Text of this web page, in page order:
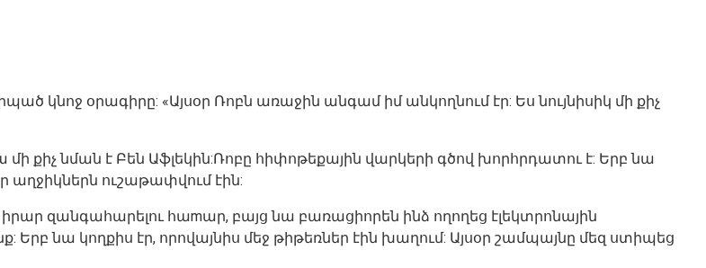
կնոջ օրագիրը: «Այսօր Ռոբն առաջին անգամ իմ անկողնում էր: Ես նույնիսիկ մի քիչ
մի քիչ նման է Բեն Աֆլեկին:Ռոբը հիփոթեքային վարկերի գծով խորհրդատու է: Երբ նա
աղջիկներն ուշաթափվում էին:
զանգահարելու հաmար, բայց նա բառացիորեն ինձ ողողեց էլեկտրոնային
նա կողքիս էր, որովայնիս մեջ թիթեռներ էին խաղում: Այսօր շամպայնը մեզ ստիպեց